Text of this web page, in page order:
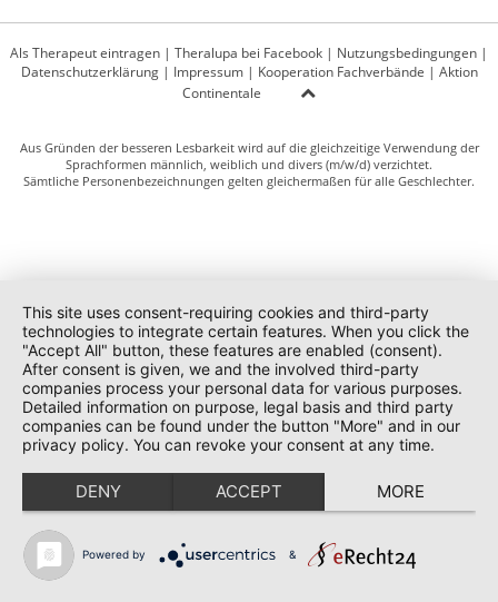
Als Therapeut eintragen | Theralupa bei Facebook | Nutzungsbedingungen |
Datenschutzerklärung| Impressum| Kooperation Fachverbände | Aktion
Continentale
Aus Gründen der besseren Lesbarkeit wird auf die gleichzeitige Verwendung der
Sprachformen männlich, weiblich und divers (m/w/d) verzichtet.
Sämtliche Personenbezeichnungen gelten gleichermaßen für alle Geschlechter.
This site uses consent-requiring cookies and third-party
technologies to integrate certain features. When you click the
"Accept All" button, these features are enabled (consent).
After consent is given, we and the involved third-party
companies process your personal data for various purposes.
Detailed information on purpose, legal basis and third party
companies can be found under the button "More" and in our
privacy policy. You can revoke your consent at any time.
DENY ACCEPT MORE
Powered by &